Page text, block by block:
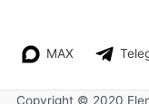
MAX
Copyright © 2020